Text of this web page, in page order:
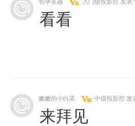
包孕吴越 入门级投影控 发表
看看
嫩嫩的小白菜 中级投影控 发
来拜见